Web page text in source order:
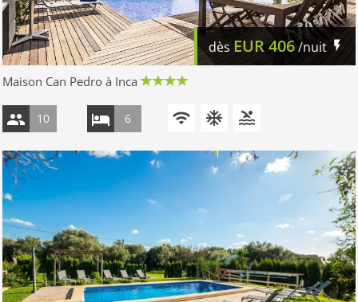
dès EUR406/nuit
Maison Can Pedro à Inca
10 6